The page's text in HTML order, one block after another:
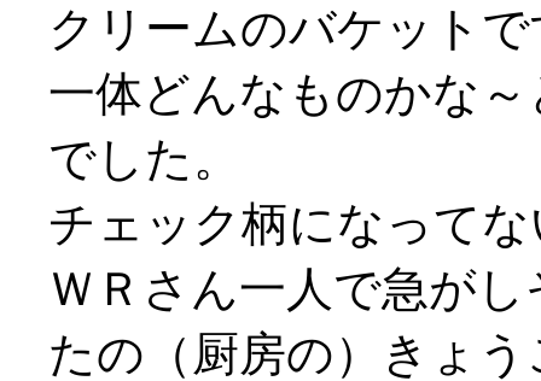
クリームのバケット
一体どんなものかな
でした。
チェック柄になって
ＷＲさん一人で急が
たの（厨房の）きょ